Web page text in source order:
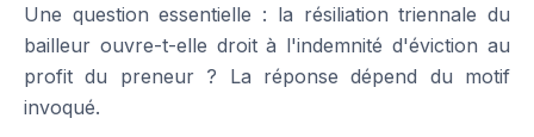
Une question essentielle : la résiliation triennale du
bailleur ouvre-t-elle droit à l'indemnité d'éviction au
profit du preneur ? La réponse dépend du motif
invoqué.